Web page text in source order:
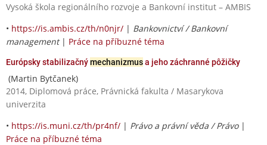
Vysoká škola regionálního rozvoje a Bankovní institut – AMBIS
• https://is.ambis.cz/th/n0njr/ | Bankovnictví / Bankovní
management| Práce na příbuzné téma
Európsky stabilizačnýmechanizmusa jeho záchranné pôžičky
(Martin Bytčanek)
2014, Diplomová práce, Právnická fakulta / Masarykova
univerzita
• https://is.muni.cz/th/pr4nf/ | Právo a právní věda / Právo|
Práce na příbuzné téma